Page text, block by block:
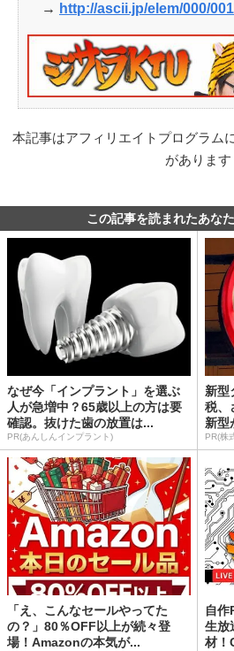
→ http://ascii.jp/elem/000/
本記事はアフィリエイトプログラム
があります
この記事を読まれたあな
なぜ今「インプラント」を選ぶ
人が急増中？65歳以上の方は要
確認。抜けた歯の放置は...
PR(あんしんインプラント)
新型
税、
新型
PR(株
「え、こんなセールやってた
の？」80％OFF以上が続々登
場！Amazonの本気が...
自作
生放
材！